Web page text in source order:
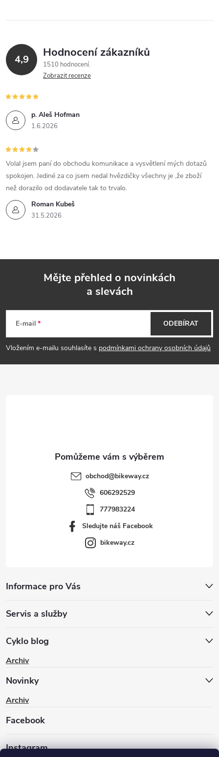
4,9 Hodnocení zákazníků
1510 hodnocení
Zobrazit recenze
p. Aleš Hofman
1.6.2026
Roman Kubeš
31.5.2026
Volal jsem paní do obchodu komunikace a vysvětlení mých dotazů
spokojen. Jediné za co jsem nedal hvězdičky všechny je ,že zboží
než dorazilo od dodavatele tak to trvalo.
p
Mějte přehled o novinkách
a slevách
E-mail
Vložením e-mailu souhlasíte s podmínkami ochrany osobních údajů
ODEBÍRAT
obchod@bikeway.cz
606292529
777983224
Sledujte náš Facebook
bikeway.cz
Informace pro Vás
Servis a služby
Cyklo blog
Archiv
Novinky
Archiv
Facebook
Instagram